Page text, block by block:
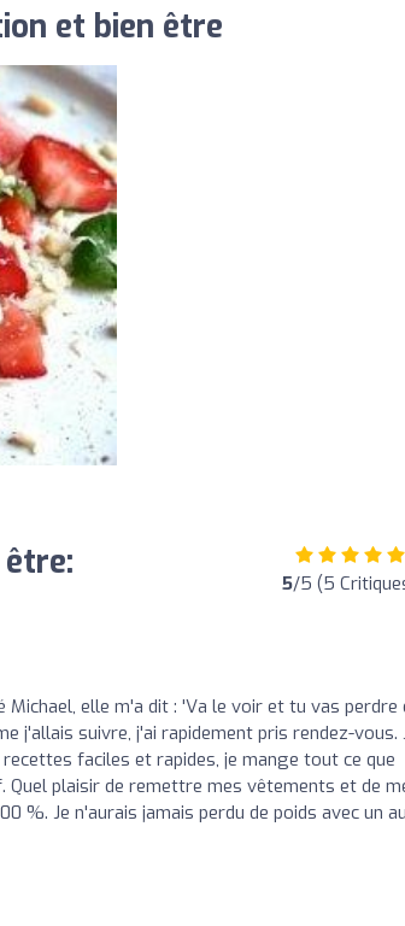
et bien être
5/5 (5
elle m'a dit : 'Va le voir et tu vas perdre
j'allais suivre, j'ai rapidement pris rendez-vous.
faciles et rapides, je mange tout ce que
Quel plaisir de remettre mes vêtements et de
%. Je n'aurais jamais perdu de poids avec un